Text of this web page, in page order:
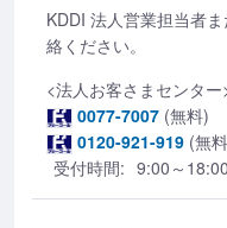
KDDI 法人営業担当者
絡ください。
<法人お客さまセンター
0077-7007 (無料)
0120-921-919 (無
受付時間: 9:00～